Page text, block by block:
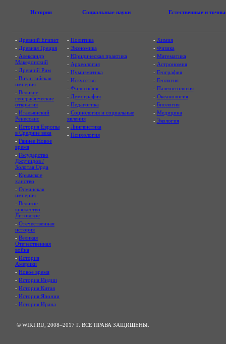
История Социальные науки Естественные и
- Древний Египет
- Древняя Греция
- Александр
Македонский
- Древний Рим
- Византийская
империя
- Великие
географические
открытия
- Итальянский
Ренессанс
- История Европы
в Средние века
- Раннее Новое
время
- Государство
Джучидов /
Золотая Орда
- Крымское
ханство
- Османская
империя
- Великое
княжество
Литовское
- Отечественная
история
- Великая
Отечественная
война
- История
Америки
- Новое время
- История Индии
- История Китая
- История Японии
- История Ирана
- Политика
- Экономика
- Юридическая практика
- Археология
- Нумизматика
- Искусство
- Философия
- Демография
- Педагогика
- Социология и социальные
явления
- Лингвистика
- Психология
- Химия
- Физика
- Математика
- Астрономия
- География
- Геология
- Палеонтология
- Океанология
- Биология
- Медицина
- Экология
© WIKI.RU, 2008–2017 Г. ВСЕ ПРАВА ЗАЩИЩЕНЫ.